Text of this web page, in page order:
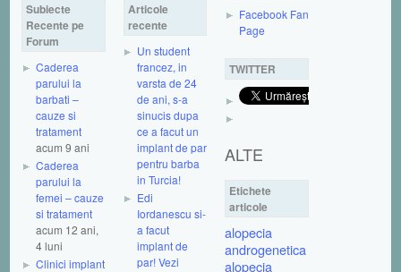
Subiecte
Recente pe
Forum
Caderea
parului la
barbati –
cauze si
tratament
acum 9 ani
Caderea
parului la
femei – cauze
si tratament
acum 12 ani,
4 luni
Clinici implant
Articole
recente
Un student
francez, in
varsta de 24
de ani, s-a
sinucis dupa
ce a facut un
implant de par
pentru barba
in Turcia!
Edi
Iordanescu si-
a facut
implant de
par! Vezi
Facebook Fan
Page
TWITTER
ALTE
Etichete
articole
alopecia
androgenetica
alopecia